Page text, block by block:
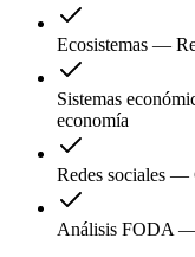
Ecosistemas —
Sistemas
economía
Redes sociales —
Análisis FODA